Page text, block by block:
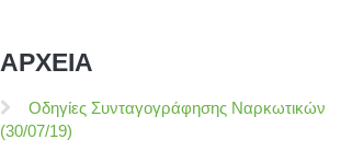
ΑΡΧΕΙΑ
Οδηγίες Συνταγογράφησης Ναρκωτικών
(30/07/19)